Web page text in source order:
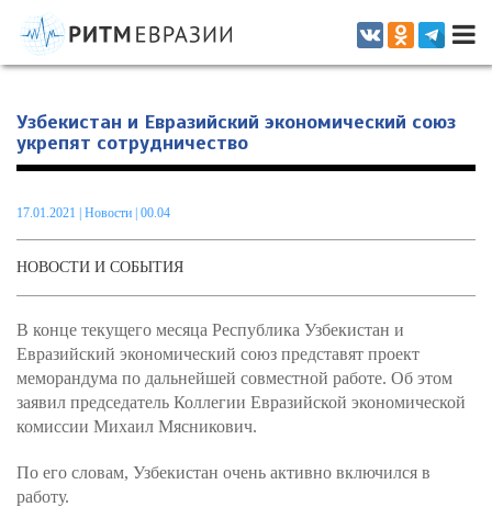
Информационно-аналитическое издание, посвященное актуальным
проблемам интеграции на постсоветском пространстве
Узбекистан и Евразийский экономический союз
укрепят сотрудничество
17.01.2021 Новости | 00.04
НОВОСТИ И СОБЫТИЯ
В конце текущего месяца Республика Узбекистан и
Евразийский экономический союз представят проект
меморандума по дальнейшей совместной работе. Об этом
заявил председатель Коллегии Евразийской экономической
комиссии Михаил Мясникович.
По его словам, Узбекистан очень активно включился в
работу.